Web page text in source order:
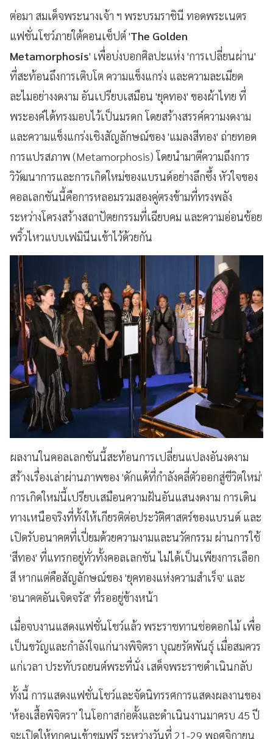
ต่อมา สมเด็จพระนางเจ้า ฯ พระบรมราชินี ทอดพระเนตร
แฟชั่นโชว์ภายใต้คอนเซ็ปต์ 'The Golden
Metamorphosis' เพื่อบ่งบอกศิลปะแห่ง 'การเปลี่ยนผ่าน'
ที่สะท้อนถึงการเติบโต ความแข็งแกร่ง และความละเมียด
ละไมอย่างงดงาม อันเปรียบเสมือน 'ยุคทอง' ของผ้าไทย ที่
พระองค์ได้ทรงมอบไว้เป็นมรดก โดยสร้างสรรค์ความงดงาม
และความแข็งแกร่งเชิงสัญลักษณ์ของ 'แมลงสีทอง' ถ่ายทอด
การแปรสภาพ (Metamorphosis) โดยนำมาตีความถึงการ
วิวัฒนาการและการเกิดใหม่ของแบรนด์อย่างลึกซึ้ง หัวใจของ
คอลเลกชันนี้คือการหลอมรวมสองคู่ตรงข้ามที่ทรงพลัง
ระหว่างโครงสร้างสถาปัตยกรรมที่เฉียบคม และความอ่อนช้อย
พริ้วไหวแบบเฟมินีนเข้าไว้ด้วยกัน
ผลงานในคอลเลกชันนี้สะท้อนการเปลี่ยนแปลงอันงดงาม
สร้างเรื่องเล่าผ่านภาพของ 'ดักแด้ที่กำลังคลี่ตัวออกสู่ชีวิตใหม่'
การเกิดใหม่นี้เปรียบเสมือนความฝันอันแสนงดงาม การเดิน
ทางเหนือจริงที่ทั้งให้เกียรติต่อประวัติศาสตร์ของแบรนด์ และ
เปิดรับอนาคตที่เปี่ยมด้วยความงามและนวัตกรรม ผ่านการใช้
'สีทอง' ที่แทรกอยู่ทั่วทั้งคอลเลกชัน ไม่ได้เป็นเพียงการเลือก
สี หากแต่คือสัญลักษณ์ของ 'ยุคทองแห่งความสำเร็จ' และ
'อนาคตอันเจิดจรัส' ที่รออยู่ข้างหน้า
เมื่อจบงานแสดงแฟชั่นโชว์แล้ว พระราชทานช่อดอกไม้ เพื่อ
เป็นขวัญและกำลังใจแก่นางพิจิตรา บุณยรัตพันธุ์ เมื่อสมควร
แก่เวลา ประทับรถยนต์พระที่นั่ง เสด็จพระราชดำเนินกลับ
ทั้งนี้ การแสดงแฟชั่นโชว์และจัดนิทรรศการแสดงผลงานของ
'ห้องเสื้อพิจิตรา' ในโอกาสก่อตั้งและดำเนินงานมาครบ 45 ปี
จะเปิดให้ทุกคนเข้าชมฟรี ระหว่างวันที่ 21-29 พฤศจิกายน